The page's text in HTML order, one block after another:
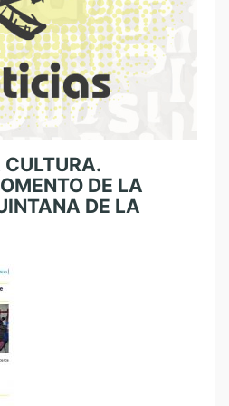
CULTURA.
DE LA
DE LA